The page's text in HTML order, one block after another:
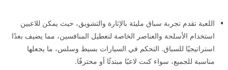
اللعبة تقدم تجربة سباق مليئة بالإثارة والتشويق، حيث يمكن للاعبين
استخدام الأسلحة والعناصر الخاصة لتعطيل المنافسين، مما يضيف بعدًا
استراتيجيًا للسباق. التحكم في السيارات بسيط وسلس، ما يجعلها
مناسبة للجميع، سواء كنت لاعبًا مبتدئًا أو محترفًا.